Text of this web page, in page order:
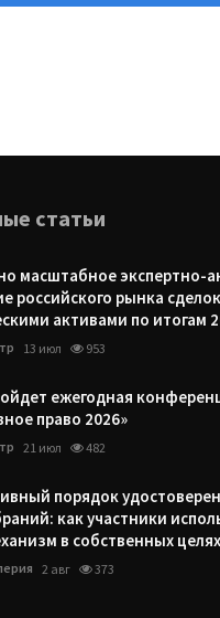
статьи
масштабное экспертно-
российского рынка
активами по итогам
13 июл 953
ежегодная
право 2026»
21 июл 482
порядок
как участники
в собственных целях
2 авг 373